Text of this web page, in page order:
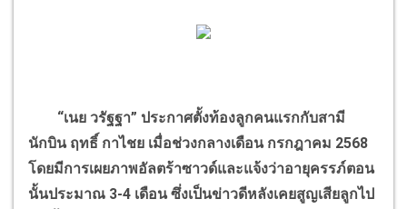
“เนย วรัฐฐา” ประกาศตั้งท้องลูกคนแรกกับสามี
นักบิน ฤทธิ์ กาไชย เมื่อช่วงกลางเดือน กรกฎาคม 2568
โดยมีการเผยภาพอัลตร้าซาวด์และแจ้งว่าอายุครรภ์ตอน
นั้นประมาณ 3-4 เดือน ซึ่งเป็นข่าวดีหลังเคยสูญเสียลูกไป